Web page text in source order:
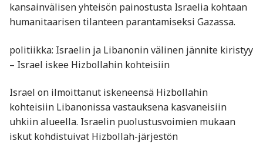
kansainvälisen yhteisön painostusta Israelia kohtaan
humanitaarisen tilanteen parantamiseksi Gazassa.
politiikka: Israelin ja Libanonin välinen jännite kiristyy
– Israel iskee Hizbollahin kohteisiin
Israel on ilmoittanut iskeneensä Hizbollahin
kohteisiin Libanonissa vastauksena kasvaneisiin
uhkiin alueella. Israelin puolustusvoimien mukaan
iskut kohdistuivat Hizbollah-järjestön